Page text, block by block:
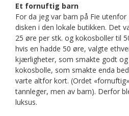
Et fornuftig barn
For da jeg var barn på Fie
disken i den lokale butikken. Det
25 øre per stk. og kokosboller til
hvis en hadde 50 øre, valgte
kjærligheter, som smakte godt og
kokosbolle, som smakte enda
varte altfor kort. (Ordet
tannleger, men av barn). Derfor
luksus.